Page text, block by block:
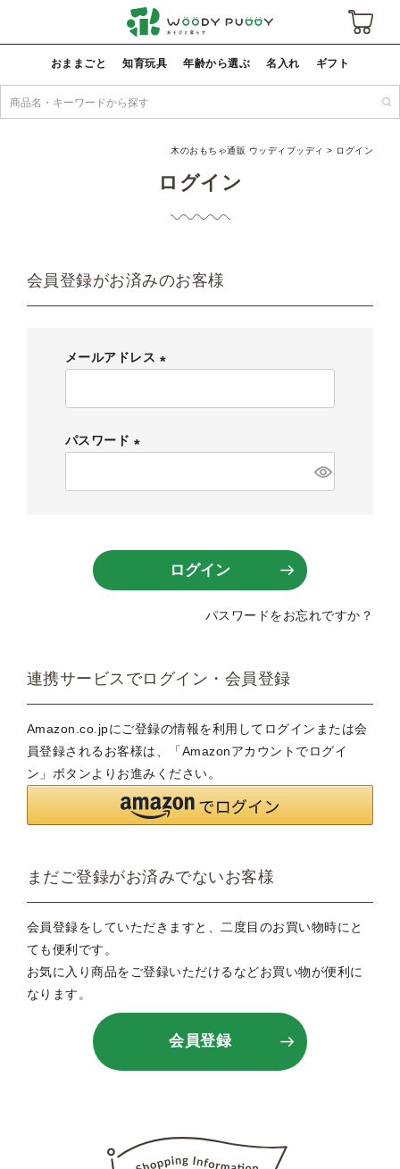
おままごと 知育玩具 年齢から選ぶ 名入れ ギフト
木のおもちゃ通販 ウッディプッディ ログイン
ログイン
会員登録がお済みのお客様
メールアドレス
必
)
パスワード
必
ログイン
パスワードをお忘れですか？
連携サービスでログイン・会員登録
Amazon.co.jpにご登録の情報を利用してログインまたは会
員登録されるお客様は、「Amazonアカウントでログイ
ン」ボタンよりお進みください。
まだご登録がお済みでないお客様
会員登録をしていただきますと、二度目のお買い物時にと
ても便利です。
お気に入り商品をご登録いただけるなどお買い物が便利に
なります。
会員登録